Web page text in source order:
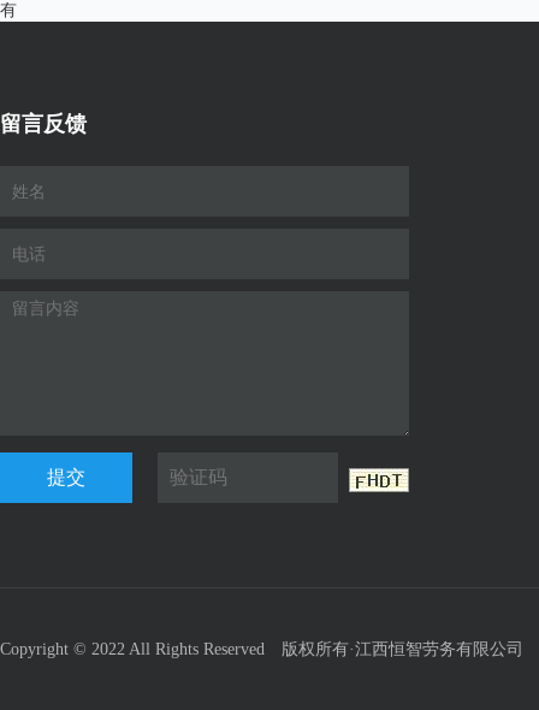
有
留言反馈
提交
Copyright © 2022 All Rights Reserved 版权所有·江西恒智劳务有限公